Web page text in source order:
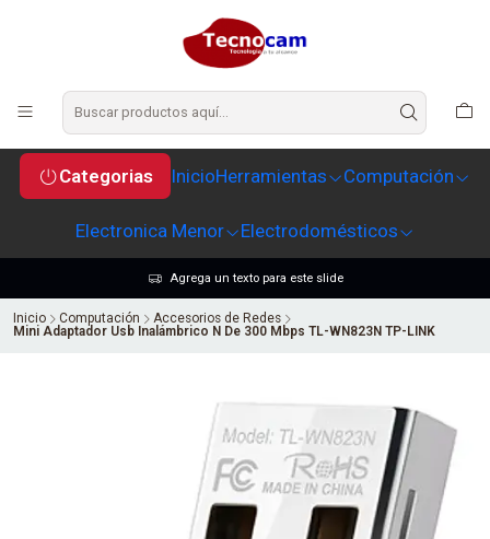
Categorias InicioHerramientas Computación
Electronica Menor Electrodomésticos
Agrega un texto para este slide
Inicio Computación
Accesorios de Redes
Mini Adaptador Usb Inalámbrico N De 300 Mbps TL-WN823N TP-LINK